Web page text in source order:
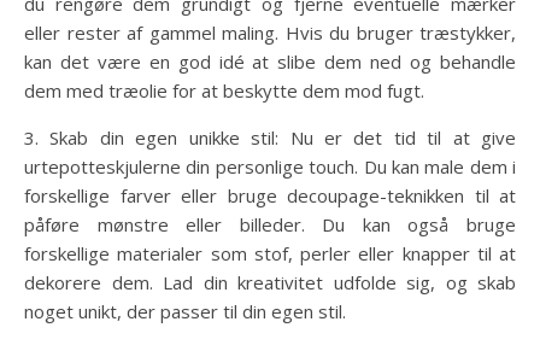
eller rester af gammel maling. Hvis du bruger træstykker,
kan det være en god idé at slibe dem ned og behandle
dem med træolie for at beskytte dem mod fugt.
3. Skab din egen unikke stil: Nu er det tid til at give
urtepotteskjulerne din personlige touch. Du kan male dem i
forskellige farver eller bruge decoupage-teknikken til at
påføre mønstre eller billeder. Du kan også bruge
forskellige materialer som stof, perler eller knapper til at
dekorere dem. Lad din kreativitet udfolde sig, og skab
noget unikt, der passer til din egen stil.